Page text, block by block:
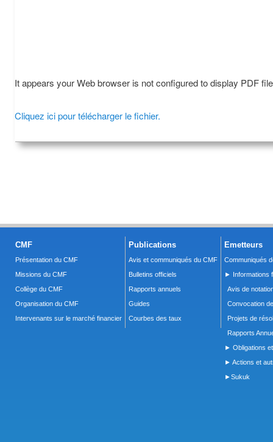
It appears your Web browser is not configured to display PDF
Cliquez ici pour télécharger le fichier.
CMF
Présentation du CMF
Missions du CMF
Collège du CMF
Organisation du CMF
Intervenants sur le marché financier
Publications
Avis et communiqués du CMF
Bulletins officiels
Rapports annuels
Guides
Courbes des taux
Emetteurs
Communiqués
► Informations
Avis de
Convocation
Projets de
Rapports
► Obligations
► Actions et
►Sukuk